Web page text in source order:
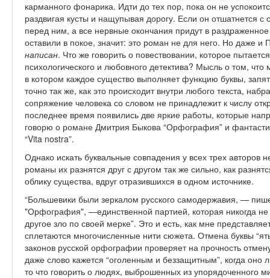
карманного фонарика. Идти до тех пор, пока он не
раздвигая кусты и нащупывая дорогу. Если он отшатнется
перед ним, а все нервные окончания придут в
оставили в покое, значит: это роман не для него. Но даже и
написан. Что же говорить о повествовании, которое
психологического и любовного детектива? Мысль о том,
в котором каждое существо выполняет функцию буквы,
точно так же, как это происходит внутри любого текста,
сопряжение человека со словом не принадлежит к числу
последнее время появились две яркие работы, которые
говорю о романе Дмитрия Быкова “Орфография” и
“Vita nostra”.
Однако искать буквальные совпадения у всех трех
романы их разнятся друг с другом так же сильно, как
облику существа, вдруг отразившихся в одном источнике.
“Большевики были зеркалом русского самодержавия, —
"Орфография", —единственной партией, которая никогда
другое зло по своей мерке”. Это и есть, как мне
сплетаются многочисленные нити сюжета. Отмена буквы
законов русской орфографии проверяет на прочность
даже слово кажется “оголенным и беззащитным”, когда
то что говорить о людях, выброшенных из упорядоченного